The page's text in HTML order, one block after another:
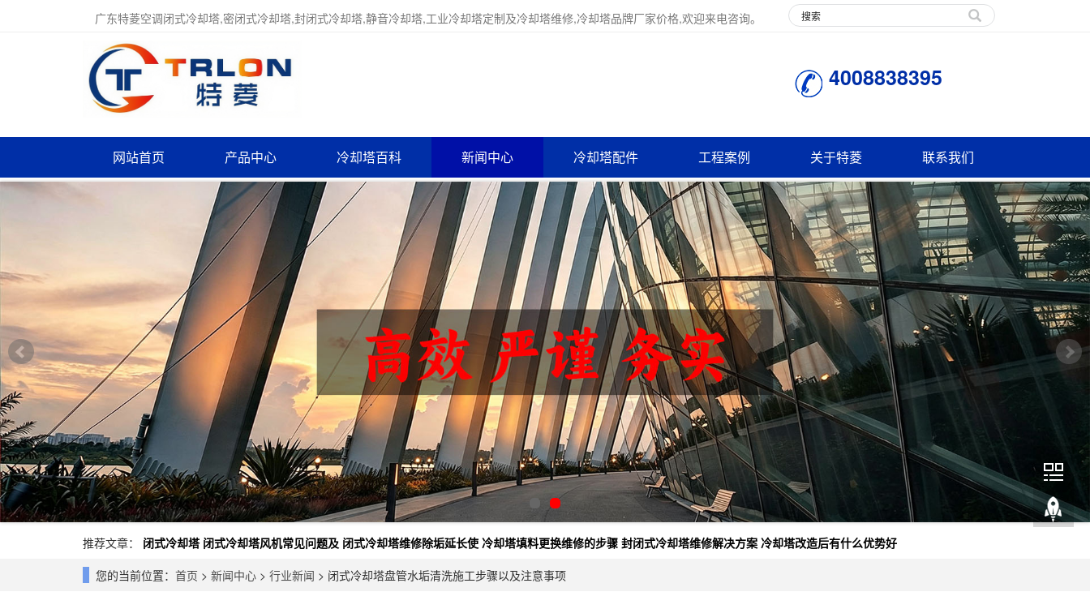
广东特菱空调闭式冷却塔,密闭式冷却塔,封闭式冷却塔,静音冷却塔,工业冷却塔定制及冷却塔维修,冷却塔品牌厂家价格,欢迎来电咨询。
4008838395
网站首页 产品中心 冷却塔百科 新闻中心 冷却塔配件 工程案例 关于特菱 联系我们
推荐文章： 闭式冷却塔 闭式冷却塔风机常见问题及 闭式冷却塔维修除垢延长使 冷却塔填料更换维修的步骤 封闭式冷却塔维修解决方案 冷却塔改造后有什么优势好
您的当前位置： 首页 > 新闻中心 > 行业新闻 > 闭式冷却塔盘管水垢清洗施工步骤以及注意事项